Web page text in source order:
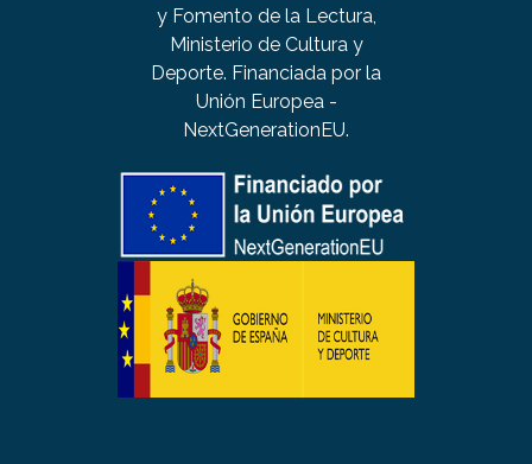
y Fomento de la Lectura,
Ministerio de Cultura y
Deporte. Financiada por la
Unión Europea -
NextGenerationEU.